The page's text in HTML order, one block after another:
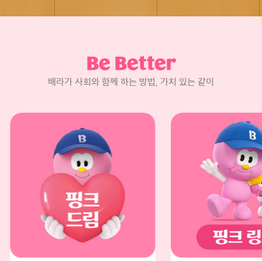
Be Better
배라가 사회와 함께 하는 방법, 가치 있는 같이